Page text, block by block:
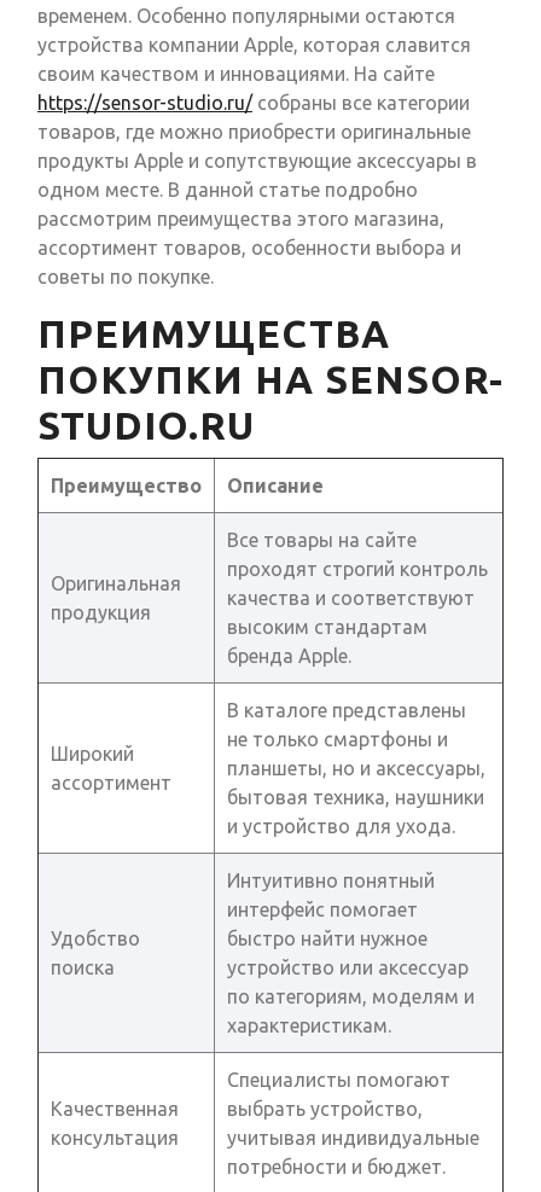
временем. Особенно популярными остаются
устройства компании Apple, которая славится
своим качеством и инновациями. На сайте
https://sensor-studio.ru/собраны все категории
товаров, где можно приобрести оригинальные
продукты Apple и сопутствующие аксессуары в
одном месте. В данной статье подробно
рассмотрим преимущества этого магазина,
ассортимент товаров, особенности выбора и
советы по покупке.
ПРЕИМУЩЕСТВА
ПОКУПКИ НА SENSOR-
STUDIO.RU
Преимущество Описание
Оригинальная
продукция
Все товары на сайте
проходят строгий контроль
качества и соответствуют
высоким стандартам
бренда Apple.
Широкий
ассортимент
В каталоге представлены
не только смартфоны и
планшеты, но и аксессуары,
бытовая техника, наушники
и устройство для ухода.
Удобство
поиска
Интуитивно понятный
интерфейс помогает
быстро найти нужное
устройство или аксессуар
по категориям, моделям и
характеристикам.
Качественная
консультация
Специалисты помогают
выбрать устройство,
учитывая индивидуальные
потребности и бюджет.